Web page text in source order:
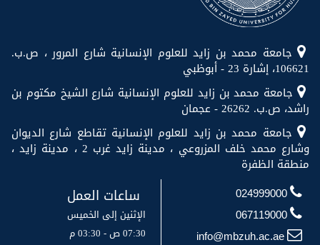
جامعة محمد بن زايد للعلوم الإنسانية شارع المرور ، ص.ب.
106621، إشارة 23 - أبوظبي
جامعة محمد بن زايد للعلوم الإنسانية شارع الشيخ مكتوم بن
راشد، ص.ب. 26262 - عجمان
جامعة محمد بن زايد للعلوم الإنسانية تقاطع شارع الديوان
وشارع محمد خلف المزروعي ، مدينة زايد غرب 2 ، مدينة زايد ،
منطقة الظفرة
024999000
067119000
info@mbzuh.ac.ae
ساعات العمل
الإثنين إلى الخميس
07:30 ص - 03:30 م